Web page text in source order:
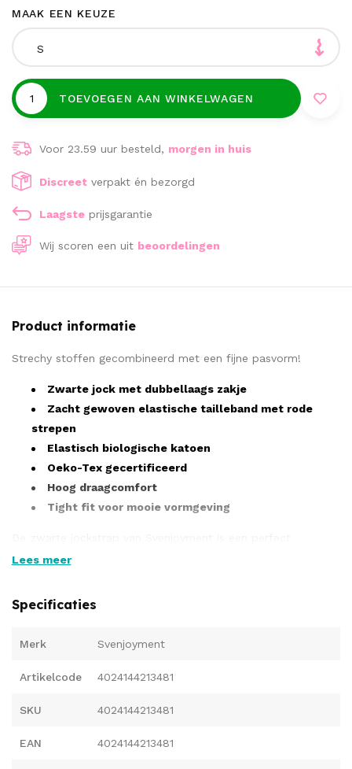
MAAK EEN KEUZE
S
TOEVOEGEN AAN WINKELWAGEN
Voor 23.59 uur besteld, morgen in huis
Discreet verpakt én bezorgd
Laagste prijsgarantie
Wij scoren een uit beoordelingen
Product informatie
Strechy stoffen gecombineerd met een fijne pasvorm!
Zwarte jock met dubbellaags zakje
Zacht gewoven elastische tailleband met rode
strepen
Elastisch biologische katoen
Oeko-Tex gecertificeerd
Hoog draagcomfort
Tight fit voor mooie vormgeving
aanvulling voor elke liefhebber van mannelijk fetish. De pitte
uitstraling gecombineerd met design. De pouch geeft
opbergmogelijkheden voor geheimen en is onopvallend. Met
Verkrijgbaar in verschillende maten
Lees meer
Specificaties
Merk Svenjoyment
Artikelcode 4024144213481
SKU 4024144213481
EAN 4024144213481